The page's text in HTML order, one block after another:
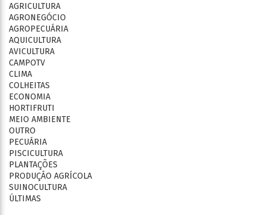
AGRICULTURA
AGRONEGÓCIO
AGROPECUÁRIA
AQUICULTURA
AVICULTURA
CAMPOTV
CLIMA
COLHEITAS
ECONOMIA
HORTIFRUTI
MEIO AMBIENTE
OUTRO
PECUÁRIA
PISCICULTURA
PLANTAÇÕES
PRODUÇÃO AGRÍCOLA
SUINOCULTURA
ÚLTIMAS